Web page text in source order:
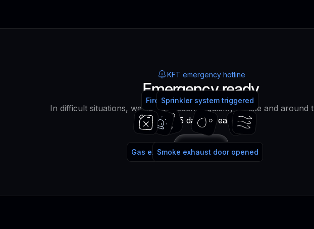
KFT emergency hotline
Emergency ready
In difficult situations, we can be reached quickly on site and around
365 days a year!
Call
Fire extinguisher used
Fire alarm system triggered
Gas extinguishing system triggered
water!
Sprinkler system triggered
Smoke exhaust door opened